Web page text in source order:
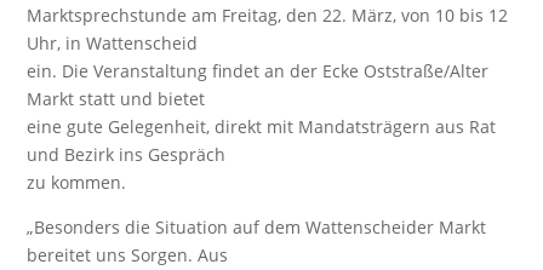
Marktsprechstunde am Freitag, den 22. März, von 10 bis 12
Uhr, in Wattenscheid
ein. Die Veranstaltung findet an der Ecke Oststraße/Alter
Markt statt und bietet
eine gute Gelegenheit, direkt mit Mandatsträgern aus Rat
und Bezirk ins Gespräch
zu kommen.
„Besonders die Situation auf dem Wattenscheider Markt
bereitet uns Sorgen. Aus